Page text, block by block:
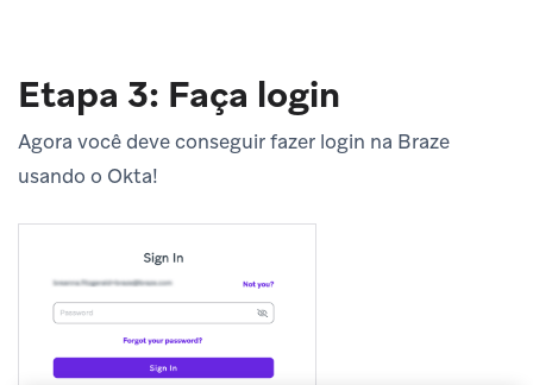
Etapa 3: Faça login
Agora você deve conseguir fazer login na Braze
usando o Okta!